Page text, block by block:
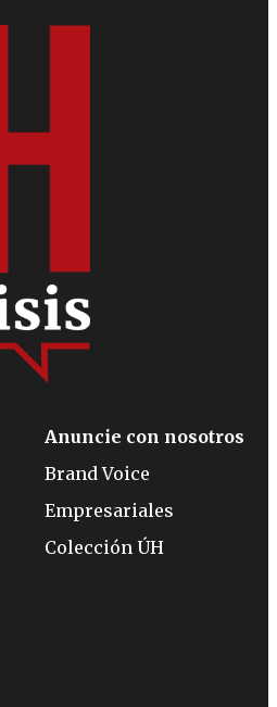
Anuncie con nosotros
Brand Voice
Empresariales
Colección ÚH